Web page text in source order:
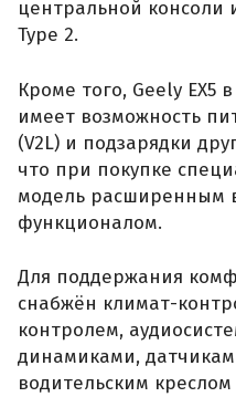
центральной консоли
Type 2.
Кроме того, Geely EX5
имеет возможность
(V2L) и подзарядки
что при покупке
модель расширенным
функционалом.
Для поддержания
снабжён климат-
контролем,
динамиками,
водительским